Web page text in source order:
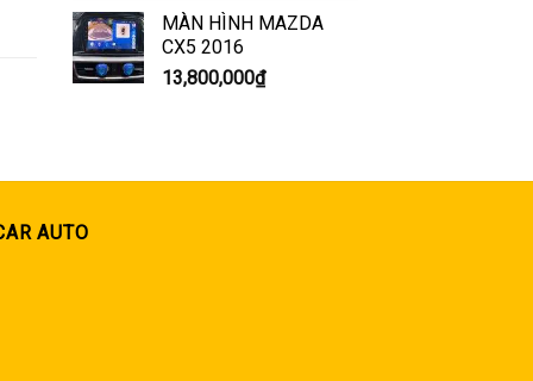
MÀN HÌNH MAZDA
CX5 2016
13,800,000₫
AUTO